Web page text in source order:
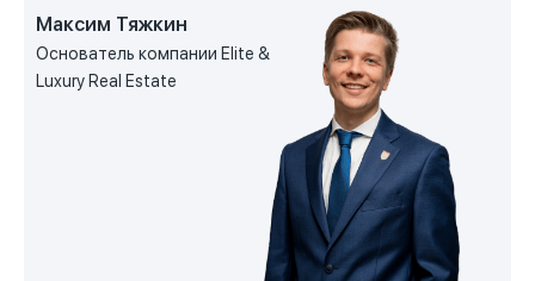
Максим Тяжкин
Основатель компании Elite &
Luxury Real Estate